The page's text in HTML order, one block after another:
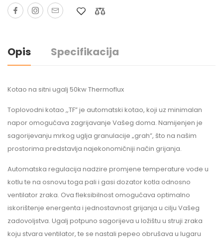
Opis Specifikacija
Kotao na sitni ugalj 50kw Thermoflux
Toplovodni kotao ,,TF” je automatski kotao, koji uz minimalan
napor omogućava zagrijavanje Vašeg doma. Namijenjen je
sagorijevanju mrkog uglja granulacije „grah”, što na našim
prostorima predstavlja najekonomičniji način grijanja.
Automatska regulacija nadzire promjene temperature vode u
kotlu te na osnovu toga pali i gasi dozator kotla odnosno
ventilator zraka. Ova fleksibilnost omogućava optimalno
iskorištenje energenta i jednostavnost grijanja u cilju Vašeg
zadovoljstva. Ugalj potpuno sagorijeva u ložištu u struji zraka
koju stvara ventilator, te se nastali pepeo obrušava u lugaru